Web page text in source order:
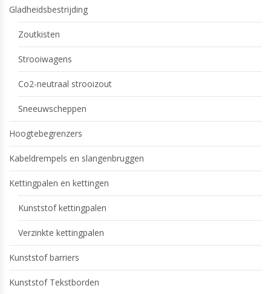
Gladheidsbestrijding
Zoutkisten
Strooiwagens
Co2-neutraal strooizout
Sneeuwscheppen
Hoogtebegrenzers
Kabeldrempels en slangenbruggen
Kettingpalen en kettingen
Kunststof kettingpalen
Verzinkte kettingpalen
Kunststof barriers
Kunststof Tekstborden